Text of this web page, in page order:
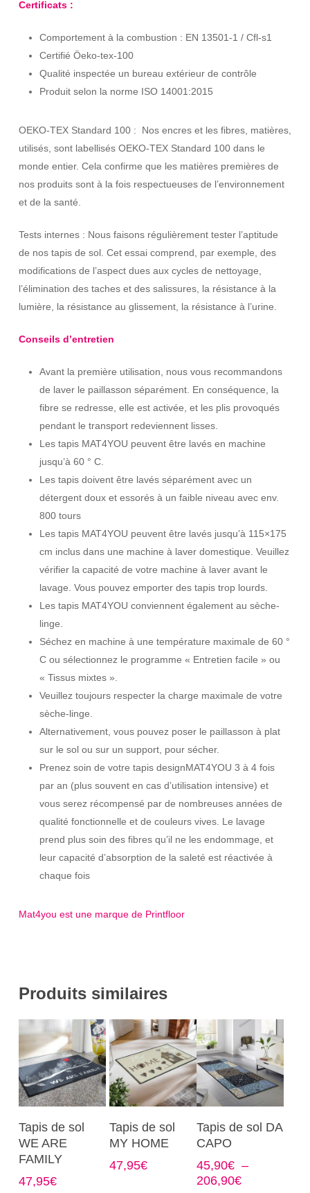
Certificats :
Comportement à la combustion : EN 13501-1 / Cfl-s1
Certifié Öeko-tex-100
Qualité inspectée un bureau extérieur de contrôle
Produit selon la norme ISO 14001:2015
OEKO-TEX Standard 100 : Nos encres et les fibres, matières,
utilisés, sont labellisés OEKO-TEX Standard 100 dans le
monde entier. Cela confirme que les matières premières de
nos produits sont à la fois respectueuses de l’environnement
et de la santé.
Tests internes : Nous faisons régulièrement tester l’aptitude
de nos tapis de sol. Cet essai comprend, par exemple, des
modifications de l’aspect dues aux cycles de nettoyage,
l’élimination des taches et des salissures, la résistance à la
lumière, la résistance au glissement, la résistance à l’urine.
Conseils d’entretien
Avant la première utilisation, nous vous recommandons
de laver le paillasson séparément. En conséquence, la
fibre se redresse, elle est activée, et les plis provoqués
pendant le transport redeviennent lisses.
Les tapis MAT4YOU peuvent être lavés en machine
jusqu’à 60 ° C.
Les tapis doivent être lavés séparément avec un
détergent doux et essorés à un faible niveau avec env.
800 tours
Les tapis MAT4YOU peuvent être lavés jusqu’à 115×175
cm inclus dans une machine à laver domestique. Veuillez
vérifier la capacité de votre machine à laver avant le
lavage. Vous pouvez emporter des tapis trop lourds.
Les tapis MAT4YOU conviennent également au sèche-
linge.
Séchez en machine à une température maximale de 60 °
C ou sélectionnez le programme « Entretien facile » ou
« Tissus mixtes ».
Veuillez toujours respecter la charge maximale de votre
sèche-linge.
Alternativement, vous pouvez poser le paillasson à plat
sur le sol ou sur un support, pour sécher.
Prenez soin de votre tapis designMAT4YOU 3 à 4 fois
par an (plus souvent en cas d’utilisation intensive) et
vous serez récompensé par de nombreuses années de
qualité fonctionnelle et de couleurs vives. Le lavage
prend plus soin des fibres qu’il ne les endommage, et
leur capacité d’absorption de la saleté est réactivée à
chaque fois
Mat4you est une marque de Printfloor
Produits similaires
Choix Des
Options
produit
a
variations.
Tapis de sol
WE ARE
FAMILY
47,95€
Choix Des
Options
produit
a
plusieurs
Tapis de sol
MY HOME
47,95€
Choix Des
Options
produit
a
plusieurs
variations.
Tapis de sol DA
CAPO
45,90€ –
206,90€Plage